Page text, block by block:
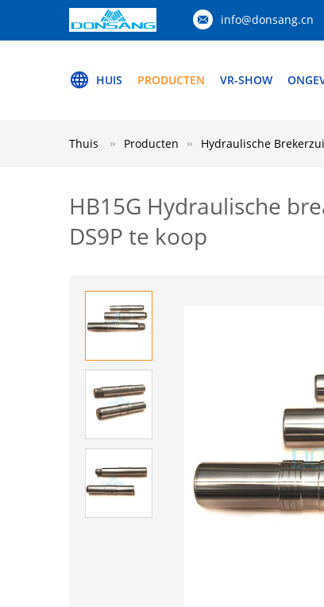
info@donsang.cn
HUIS PRODUCTEN VR-SHOW
Thuis Producten Hydraulische
HB15G Hydraulische
DS9P te koop